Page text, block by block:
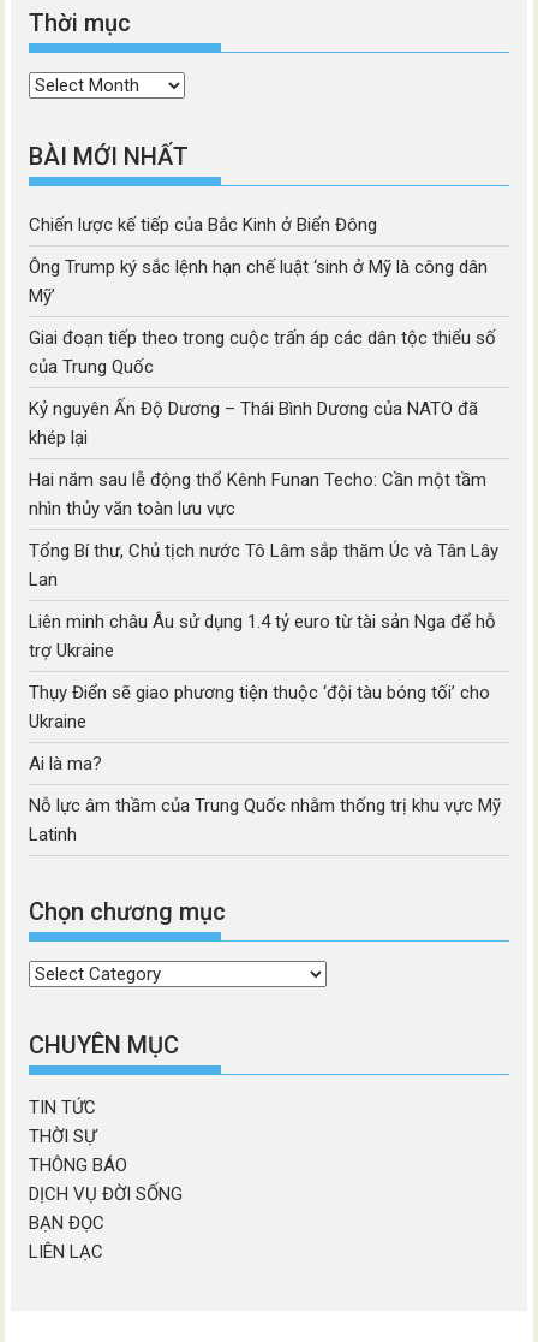
Thời mục
Thời
BÀI MỚI NHẤT
Chiến lược kế tiếp của Bắc Kinh ở Biển Đông
Ông Trump ký sắc lệnh hạn chế luật ‘sinh ở Mỹ là công dân
Mỹ’
Giai đoạn tiếp theo trong cuộc trấn áp các dân tộc thiểu số
của Trung Quốc
Kỷ nguyên Ấn Độ Dương – Thái Bình Dương của NATO đã
khép lại
Hai năm sau lễ động thổ Kênh Funan Techo: Cần một tầm
nhìn thủy văn toàn lưu vực
Tổng Bí thư, Chủ tịch nước Tô Lâm sắp thăm Úc và Tân Lây
Lan
Liên minh châu Âu sử dụng 1.4 tỷ euro từ tài sản Nga để hỗ
trợ Ukraine
Thụy Điển sẽ giao phương tiện thuộc ‘đội tàu bóng tối’ cho
Ukraine
Ai là ma?
Nỗ lực âm thầm của Trung Quốc nhằm thống trị khu vực Mỹ
Latinh
Chọn chương mục
Chọn
mục
CHUYÊN MỤC
TIN TỨC
THỜI SỰ
THÔNG BÁO
DỊCH VỤ ĐỜI SỐNG
BẠN ĐỌC
LIÊN LẠC